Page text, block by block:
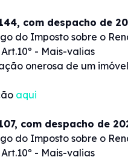
com despacho de
do Imposto sobre o
- Mais-valias
onerosa de um
aqui
com despacho de
do Imposto sobre o
- Mais-valias